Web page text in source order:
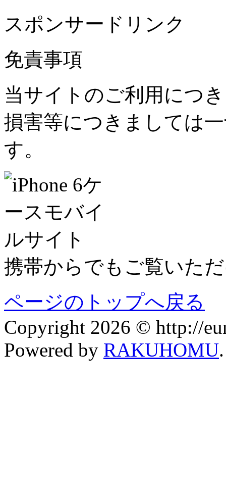
スポンサードリンク
免責事項
当サイトのご利用につ
損害等につきましては
す。
携帯からでもご覧いた
ページのトップへ戻る
Copyright 2026 © http://
Powered by RAKUHOMU.